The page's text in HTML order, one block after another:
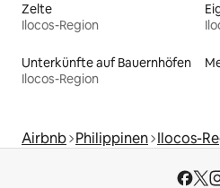
Zelte
Ilocos-Region
Unterkünfte auf Bauernhöfen
Ilocos-Region
Airbnb Philippinen Ilocos-